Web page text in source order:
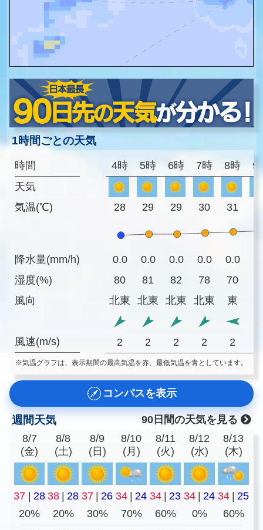
1時間ごとの天気
時間
天気
気温(℃)
降水量(mm/h)
湿度(%)
風向
風速(m/s)
4時 5時 6時 7時 8時 9
28 29 29 30 31
0.0 0.0 0.0 0.0 0.0
80
81 82 78 70
北東
北東 北東 北東 東
2 2 2 2 2
※気温グラフは、表示期間の最高気温を赤、最低気温を青としています。
コンパスを表示
週間天気
90日間の天気を見る
8/7
(金)
8/8
(土)
8/9
(日)
8/10
(月)
8/11
(火)
8/12
(水)
8/13
(木)
37 | 28 38 | 28 37 | 26 34 | 24 34 | 23 34 | 24 34 | 25
20%
20% 30% 70% 60% 0% 60%